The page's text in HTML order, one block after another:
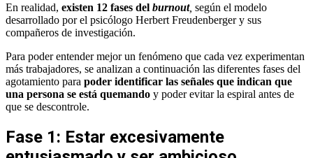
En realidad, existen 12 fases del burnout, según el modelo
desarrollado por el psicólogo Herbert Freudenberger y sus
compañeros de investigación.
Para poder entender mejor un fenómeno que cada vez experimentan
más trabajadores, se analizan a continuación las diferentes fases del
agotamiento para poder identificar las señales que indican que
una persona se está quemando y poder evitar la espiral antes de
que se descontrole.
Fase 1: Estar excesivamente